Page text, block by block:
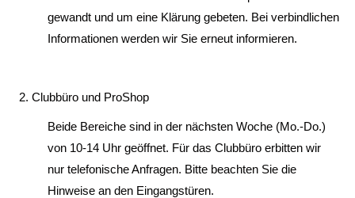
gewandt und um eine Klärung gebeten. Bei verbindlichen
Informationen werden wir Sie erneut informieren.
Clubbüro und ProShop
Beide Bereiche sind in der nächsten Woche (Mo.-Do.)
von 10-14 Uhr geöffnet. Für das Clubbüro erbitten wir
nur telefonische Anfragen. Bitte beachten Sie die
Hinweise an den Eingangstüren.